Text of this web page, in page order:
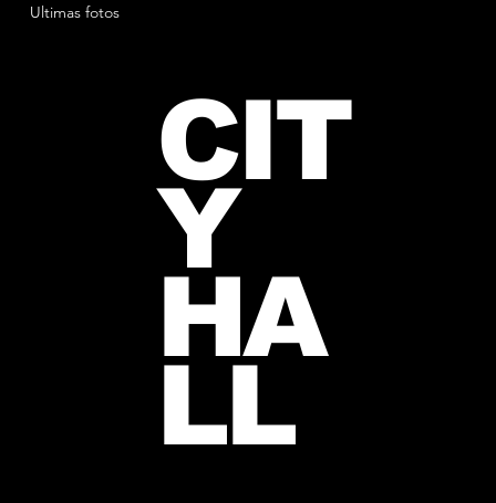
Ultimas fotos
CIT
Y
HA
LL